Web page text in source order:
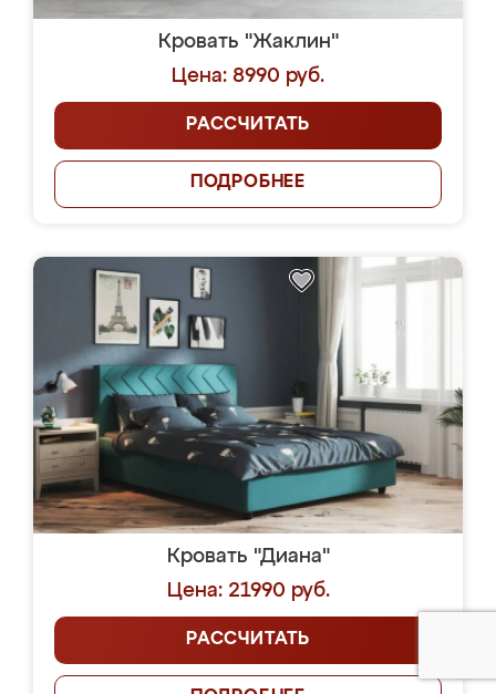
Кровать "Жаклин"
Цена: 8990 руб.
РАССЧИТАТЬ
ПОДРОБНЕЕ
Кровать "Диана"
Цена: 21990 руб.
РАССЧИТАТЬ